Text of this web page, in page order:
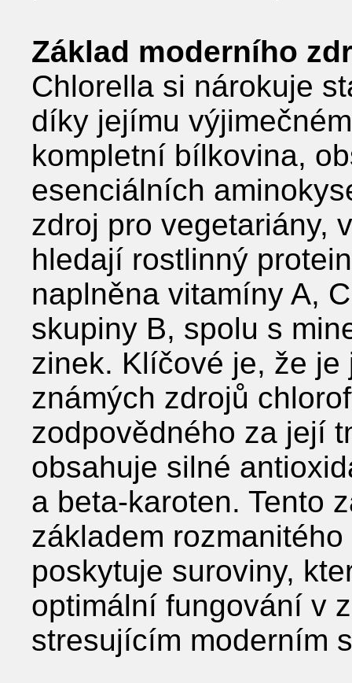
Základ moderního
Chlorella si nárokuje
díky jejímu
kompletní bílkovina,
esenciálních
zdroj pro vegetariány,
hledají rostlinný
naplněna vitamíny A,
skupiny B, spolu s
zinek. Klíčové je, že
známých zdrojů
zodpovědného za její
obsahuje silné
a beta-karoten. Tento
základem
poskytuje suroviny,
optimální fungování v
stresujícím moderním